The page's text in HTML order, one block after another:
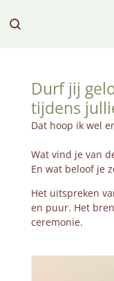
direct
Durf jij
tijdens
Dat hoop ik wel
Wat vind je van
En wat beloof je
Het uitspreken
en puur. Het
ceremonie.